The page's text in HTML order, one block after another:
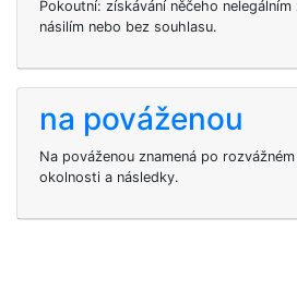
Pokoutní: získávání něčeho
násilím nebo bez souhlasu.
na pováženou
Na pováženou znamená po
okolnosti a následky.